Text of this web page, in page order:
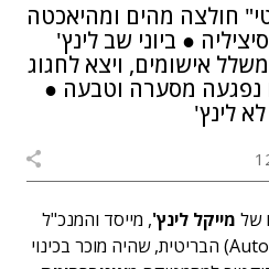
חולצה מהים ומהיאכטה
● ביוני שב לינץ'
אישומים, ויצא לחגוג
נפגעה מסערה וטבעה ●
של מייקל לינץ', מייסד והמנכ"ל
(Autonomy) הבריטית, שהיה מוכר בכינוי